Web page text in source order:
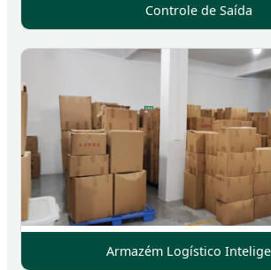
Controle de Saída
Armazém Logístico